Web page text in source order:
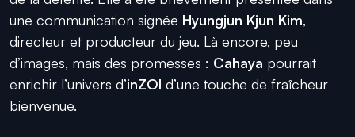
une communication signée Hyungjun Kjun Kim,
directeur et producteur du jeu. Là encore, peu
d’images, mais des promesses : Cahaya pourrait
enrichir l’univers d’inZOI d’une touche de fraîcheur
bienvenue.